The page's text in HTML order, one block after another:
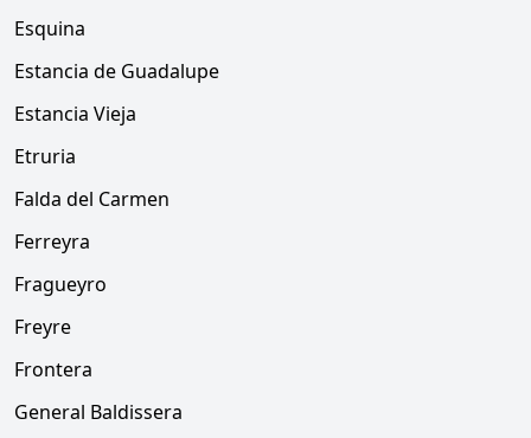
Esquina
Estancia de Guadalupe
Estancia Vieja
Etruria
Falda del Carmen
Ferreyra
Fragueyro
Freyre
Frontera
General Baldissera